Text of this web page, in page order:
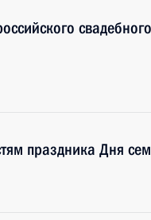
праздника Дня